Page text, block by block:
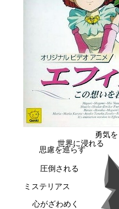
勇気
心がざわめく
ミステリアス
圧倒される
思慮を巡らす
世界に浸れる